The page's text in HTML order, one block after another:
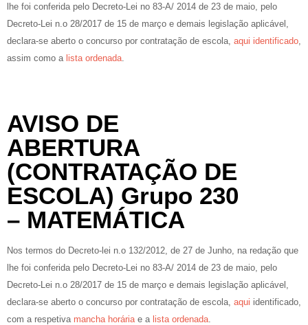
lhe foi conferida pelo Decreto-Lei no 83-A/ 2014 de 23 de maio, pelo
Decreto-Lei n.o 28/2017 de 15 de março e demais legislação aplicável,
declara-se aberto o concurso por contratação de escola, aqui identificado
assim como a lista ordenada
AVISO DE
ABERTURA
(CONTRATAÇÃO DE
ESCOLA) Grupo 230
– MATEMÁTICA
Nos termos do Decreto-lei n.o 132/2012, de 27 de Junho, na redação que
lhe foi conferida pelo Decreto-Lei no 83-A/ 2014 de 23 de maio, pelo
Decreto-Lei n.o 28/2017 de 15 de março e demais legislação aplicável,
declara-se aberto o concurso por contratação de escola, aqui identificado,
com a respetiva mancha horária e a lista ordenada